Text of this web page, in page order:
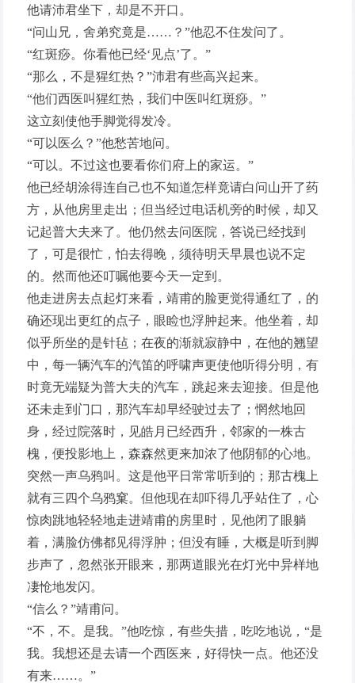
他请沛君坐下，却是不开口。
“问山兄，舍弟究竟是……？”他忍不住发问了。
“红斑痧。你看他已经‘见点’了。”
“那么，不是猩红热？”沛君有些高兴起来。
“他们西医叫猩红热，我们中医叫红斑痧。”
这立刻使他手脚觉得发冷。
“可以医么？”他愁苦地问。
“可以。不过这也要看你们府上的家运。”
他已经胡涂得连自己也不知道怎样竟请白问山开了药
方，从他房里走出；但当经过电话机旁的时候，却又
记起普大夫来了。他仍然去问医院，答说已经找到
了，可是很忙，怕去得晚，须待明天早晨也说不定
的。然而他还叮嘱他要今天一定到。
他走进房去点起灯来看，靖甫的脸更觉得通红了，的
确还现出更红的点子，眼睑也浮肿起来。他坐着，却
似乎所坐的是针毡；在夜的渐就寂静中，在他的翘望
中，每一辆汽车的汽笛的呼啸声更使他听得分明，有
时竟无端疑为普大夫的汽车，跳起来去迎接。但是他
还未走到门口，那汽车却早经驶过去了；惘然地回
身，经过院落时，见皓月已经西升，邻家的一株古
槐，便投影地上，森森然更来加浓了他阴郁的心地。
突然一声乌鸦叫。这是他平日常常听到的；那古槐上
就有三四个乌鸦窠。但他现在却吓得几乎站住了，心
惊肉跳地轻轻地走进靖甫的房里时，见他闭了眼躺
着，满脸仿佛都见得浮肿；但没有睡，大概是听到脚
步声了，忽然张开眼来，那两道眼光在灯光中异样地
凄怆地发闪。
“信么？”靖甫问。
“不，不。是我。”他吃惊，有些失措，吃吃地说，“是
我。我想还是去请一个西医来，好得快一点。他还没
有来……。”